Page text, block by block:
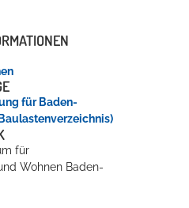
für Baden-
für
Wohnen Baden-